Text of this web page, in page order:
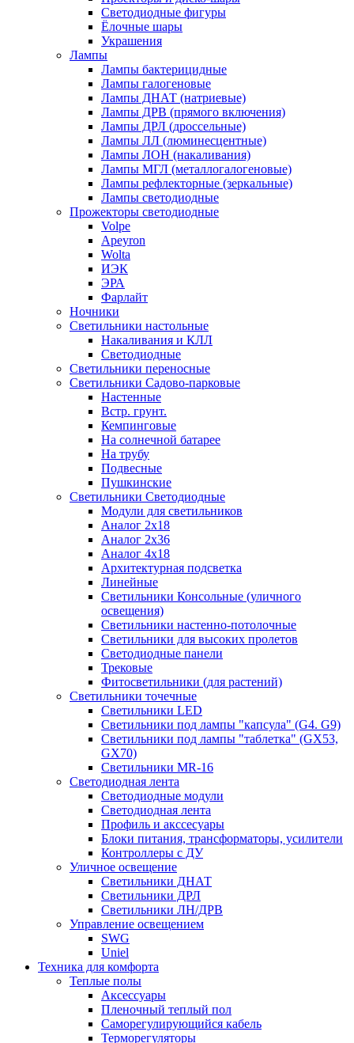
Светодиодные фигуры
Ёлочные шары
Украшения
Лампы
Лампы бактерицидные
Лампы галогеновые
Лампы ДНАТ (натриевые)
Лампы ДРВ (прямого включения)
Лампы ДРЛ (дроссельные)
Лампы ЛЛ (люминесцентные)
Лампы ЛОН (накаливания)
Лампы МГЛ (металлогалогеновые)
Лампы рефлекторные (зеркальные)
Лампы светодиодные
Прожекторы светодиодные
Volpe
Apeyron
Wolta
ИЭК
ЭРА
Фарлайт
Ночники
Светильники настольные
Накаливания и КЛЛ
Светодиодные
Светильники переносные
Светильники Садово-парковые
Настенные
Встр. грунт.
Кемпинговые
На солнечной батарее
На трубу
Подвесные
Пушкинские
Светильники Светодиодные
Модули для светильников
Аналог 2х18
Аналог 2х36
Аналог 4х18
Архитектурная подсветка
Линейные
Светильники Консольные (уличного
освещения)
Светильники настенно-потолочные
Светильники для высоких пролетов
Светодиодные панели
Трековые
Фитосветильники (для растений)
Светильники точечные
Светильники LED
Светильники под лампы "капсула" (G4. G9)
Светильники под лампы "таблетка" (GX53,
GX70)
Светильники MR-16
Светодиодная лента
Светодиодные модули
Светодиодная лента
Профиль и акссесуары
Блоки питания, трансформаторы, усилители
Контроллеры с ДУ
Уличное освещение
Светильники ДНАТ
Светильники ДРЛ
Светильники ЛН/ДРВ
Управление освещением
SWG
Uniel
Техника для комфорта
Теплые полы
Аксессуары
Пленочный теплый пол
Саморегулирующийся кабель
Терморегуляторы